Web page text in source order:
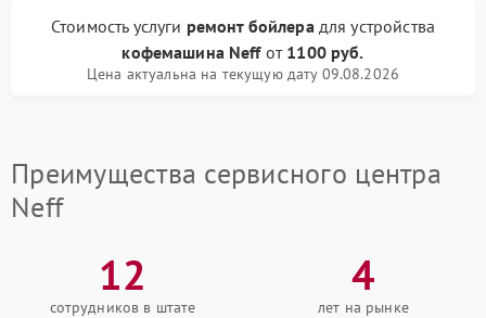
Стоимость услуги ремонт бойлера для устройства
кофемашина Neffот 1100 руб.
Цена актуальна на текущую дату 09.08.2026
Преимущества сервисного центра
Neff
12
сотрудников в штате
4
лет на рынке